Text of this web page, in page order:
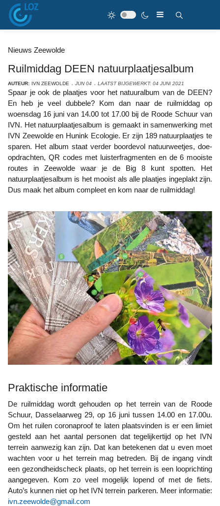
Nieuws Zeewolde
Ruilmiddag DEEN natuurplaatjesalbum
AUTEUR: IVN ZEEWOLDE JUN 04 LAATST BIJGEWERKT: 04 JUNI 2021
Spaar je ook de plaatjes voor het natuuralbum van de DEEN?
En heb je veel dubbele? Kom dan naar de ruilmiddag op
woensdag 16 juni van 14.00 tot 17.00 bij de Roode Schuur van
IVN. Het natuurplaatjesalbum is gemaakt in samenwerking met
IVN Zeewolde en Hunink Ecologie. Er zijn 189 natuurplaatjes te
sparen. Het album staat verder boordevol natuurweetjes, doe-
opdrachten, QR codes met luisterfragmenten en de 6 mooiste
routes in Zeewolde waar je de Big 8 kunt spotten. Het
natuurplaatjesalbum is het mooist als alle plaatjes ingeplakt zijn.
Dus maak het album compleet en kom naar de ruilmiddag!
Praktische informatie
De ruilmiddag wordt gehouden op het terrein van de Roode
Schuur, Dasselaarweg 29, op 16 juni tussen 14.00 en 17.00u.
Om het ruilen coronaproof te laten plaatsvinden is er een limiet
gesteld aan het aantal personen dat tegelijkertijd op het IVN
terrein aanwezig kan zijn. Dat kan betekenen dat u even moet
wachten voor u het terrein mag betreden. Bij de ingang vindt
een gezondheidscheck plaats, op het terrein is een looprichting
aangegeven. Kom zo veel mogelijk lopend of met de fiets.
Auto’s kunnen niet op het IVN terrein parkeren. Meer informatie:
ivn.zeewolde@gmail.com